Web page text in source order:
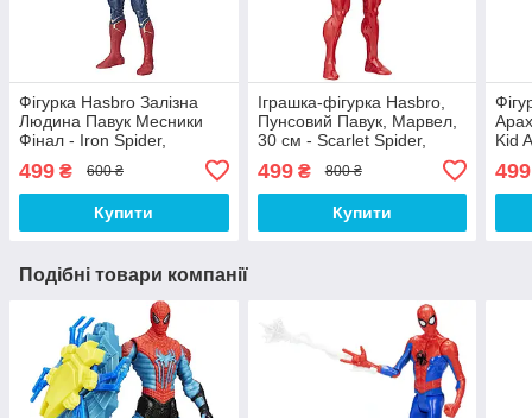
Фігурка Hasbro Залізна
Людина Павук Месники
Фінал - Iron Spider,
499 ₴ 600 ₴
Купити
Іграшка-фігурка Hasbro,
Пунсовий Павук, Марвел,
30 см - Scarlet Spider,
Marvel, Titan Hero Series
499₴ 800 ₴
Купити
Kid
499
Подібні товари компанії